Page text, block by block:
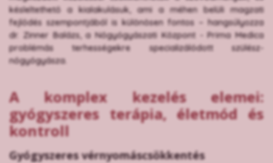
késleltethető a kialakulásuk, ami a méhen belüli magzati
fejlődés szempontjából is különösen fontos – hangsúlyozza
dr. Zinner Balázs, a Nőgyógyászati Központ - Prima Medica
problémás terhességekre specializálódott szülész-
nőgyógyásza.
A komplex kezelés elemei:
gyógyszeres terápia, életmód és
kontroll
Gyógyszeres vérnyomáscsökkentés